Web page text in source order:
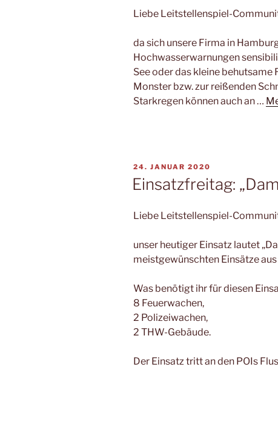
Liebe Leitstellenspiel-
da sich unsere Firma in
Hochwasserwarnungen
See oder das kleine behutsame
Monster bzw. zur reißenden
Starkregen können auch an …
VERÖFFENTLICHT
24. JANUAR 2020
Einsatzfreitag:
Liebe Leitstellenspiel-
unser heutiger Einsatz lautet
meistgewünschten Einsätze
Was benötigt ihr für diesen
8 Feuerwachen,
2 Polizeiwachen,
2 THW-Gebäude.
Der Einsatz tritt an den POIs